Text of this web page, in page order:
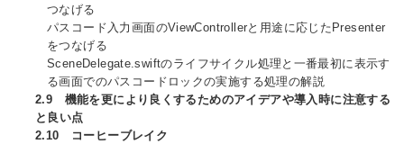
つなげる
パスコード入力画面のViewControllerと用途に応じたPresenter
をつなげる
SceneDelegate.swiftのライフサイクル処理と一番最初に表示す
る画面でのパスコードロックの実施する処理の解説
2.9 機能を更により良くするためのアイデアや導入時に注意する
と良い点
2.10 コーヒーブレイク